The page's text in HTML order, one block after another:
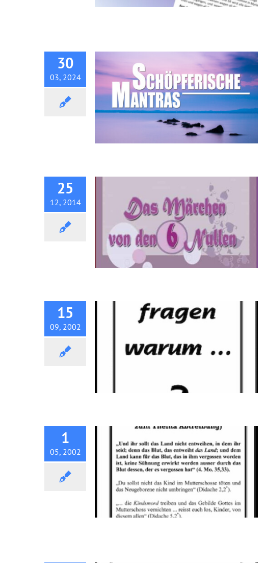
30
03, 2024
Traktat: Schöpferische Mantras
25
12, 2014
Das Märchen von den 6 Nullen
15
09, 2002
Traktat: Und sie fragen warum?
1
05, 2002
Traktat: Das Gesetz der Blutschuld
Traktat: Der Schatz der